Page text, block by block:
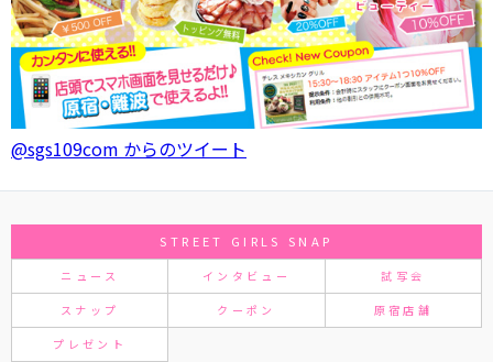
@sgs109com からのツイート
STREET GIRLS SNAP
ニュース インタビュー 試写会
スナップ クーポン 原宿店舗
プレゼント